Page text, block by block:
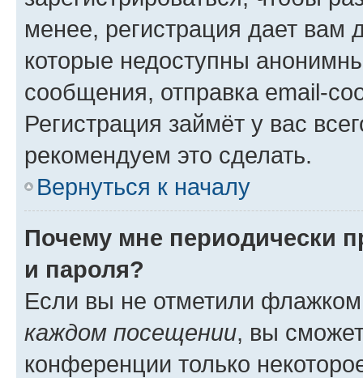
менее, регистрация дает вам
которые недоступны
сообщения, отправка email-
Регистрация займёт у вас
рекомендуем это сделать.
Вернуться к началу
Почему мне периодически
и пароля?
Если вы не отметили
каждом посещении, вы
конференции только